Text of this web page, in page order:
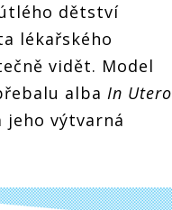
dětství
lékařského
vidět. Model
alba In Utero
jeho výtvarná